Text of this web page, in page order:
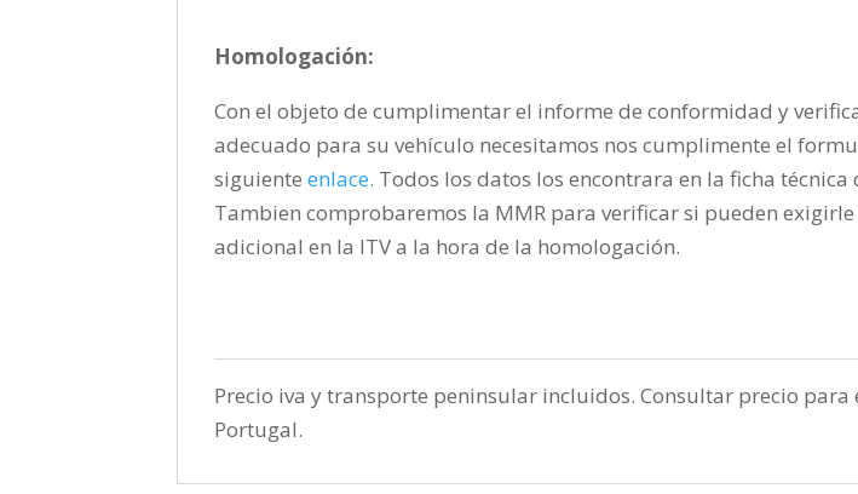
Homologación:
Con el objeto de cumplimentar el informe de conformidad y
adecuado para su vehículo necesitamos nos cumplimente el
siguienteenlace. Todos los datos los encontrara en la ficha técnica
Tambien comprobaremos la MMR para verificar si pueden
adicional en la ITV a la hora de la homologación.
Precio iva y transporte peninsular incluidos. Consultar precio para
Portugal.